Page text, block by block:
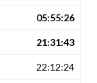
05:55:26
21:31:43
22:12:24